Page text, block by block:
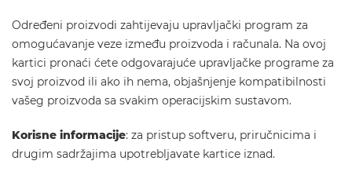
Određeni proizvodi zahtijevaju upravljački program za
omogućavanje veze između proizvoda i računala. Na ovoj
kartici pronaći ćete odgovarajuće upravljačke programe za
svoj proizvod ili ako ih nema, objašnjenje kompatibilnosti
vašeg proizvoda sa svakim operacijskim sustavom.
Korisne informacije: za pristup softveru, priručnicima i
drugim sadržajima upotrebljavate kartice iznad.